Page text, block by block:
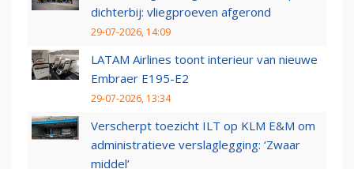
dichterbij: vliegproeven afgerond
29-07-2026, 14:09
LATAM Airlines toont interieur van nieuwe
Embraer E195-E2
29-07-2026, 13:34
Verscherpt toezicht ILT op KLM E&M om
administratieve verslaglegging: ‘Zwaar
middel’